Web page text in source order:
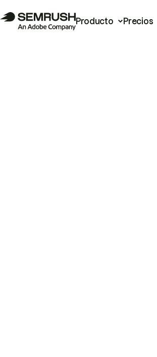
Producto Precios